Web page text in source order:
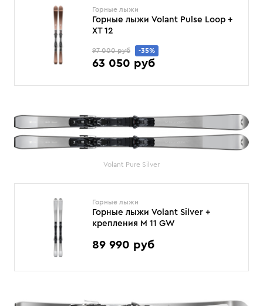
Горные лыжи
Горные лыжи Volant Pulse Loop +
XT 12
97 000 руб -35%
63 050 руб
Volant Pure Silver
Горные лыжи
Горные лыжи Volant Silver +
крепления M 11 GW
89 990 руб